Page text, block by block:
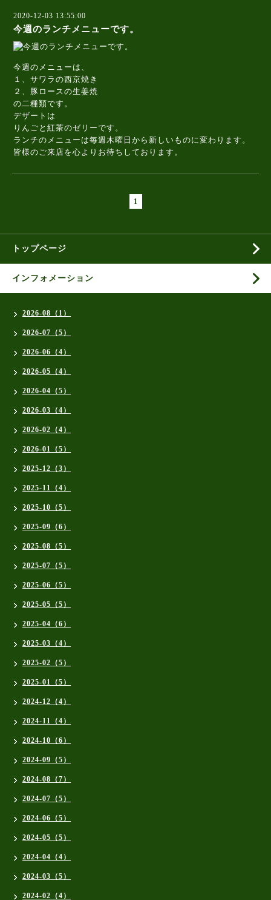
2020-12-03 13:55:00
今週のランチメニューです。
今週のメニューは、
１、サワラの西京焼き
２、豚ロースの生姜焼
の二種類です。
デザートは
りんごと紅茶のゼリーです。
ランチのメニューは毎週木曜日から新しいものに変わります。
皆様のご来店を心よりお待ちしております。
1
トップページ
インフォメーション
2026-08（1）
2026-07（5）
2026-06（4）
2026-05（4）
2026-04（5）
2026-03（4）
2026-02（4）
2026-01（5）
2025-12（3）
2025-11（4）
2025-10（5）
2025-09（6）
2025-08（5）
2025-07（5）
2025-06（5）
2025-05（5）
2025-04（6）
2025-03（4）
2025-02（5）
2025-01（5）
2024-12（4）
2024-11（4）
2024-10（6）
2024-09（5）
2024-08（7）
2024-07（5）
2024-06（5）
2024-05（5）
2024-04（4）
2024-03（5）
2024-02（4）